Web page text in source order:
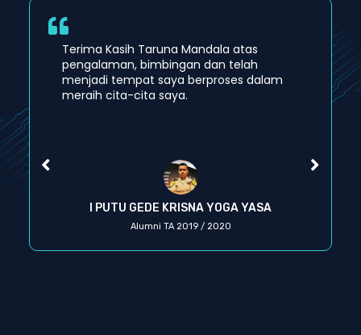
I PUTU GEDE KRISNA YOGA YASA
Alumni TA 2019 / 2020
Terima Kasih Taruna Mandala atas
pengalaman, bimbingan dan telah
menjadi tempat saya berproses dalam
meraih cita-cita saya.